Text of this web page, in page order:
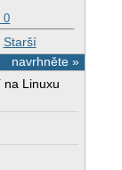
0
Starší
navrhněte »
na Linuxu